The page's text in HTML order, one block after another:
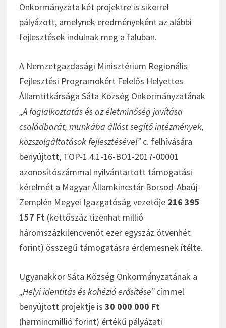
Önkormányzata két projektre is sikerrel
pályázott, amelynek eredményeként az alábbi
fejlesztések indulnak meg a faluban.
A Nemzetgazdasági Minisztérium Regionális
Fejlesztési Programokért Felelős Helyettes
Államtitkársága Sáta Község Önkormányzatának
„A foglalkoztatás és az életminőség javítása
családbarát, munkába állást segítő intézmények,
közszolgáltatások fejlesztésével”c. felhívására
benyújtott, TOP-1.4.1-16-BO1-2017-00001
azonosítószámmal nyilvántartott támogatási
kérelmét a Magyar Államkincstár Borsod-Abaúj-
Zemplén Megyei Igazgatóság vezetője 216 395
157 Ft(kettőszáz tizenhat millió
háromszázkilencvenöt ezer egyszáz ötvenhét
forint) összegű támogatásra érdemesnek ítélte.
Ugyanakkor Sáta Község Önkormányzatának a
„Helyi identitás és kohézió erősítése”címmel
benyújtott projektje is 30 000 000 Ft
(harmincmillió forint) értékű pályázati